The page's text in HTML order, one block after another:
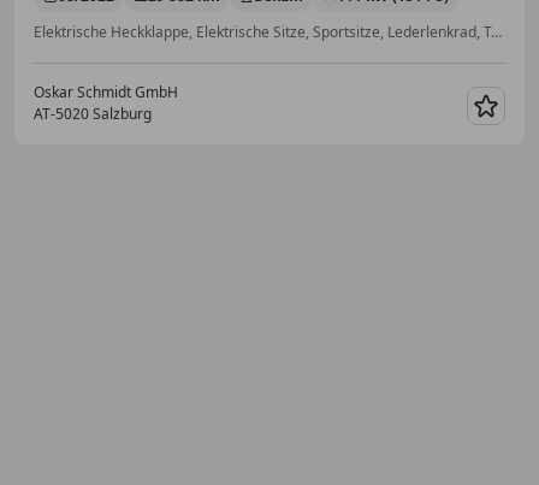
Elektrische Heckklappe, Elektrische Sitze, Sportsitze, Lederlenkrad, Tempomat, Alufelgen, Einparkhilfe Rückfahrkamera, Notrufsystem
Oskar Schmidt GmbH
AT-5020 Salzburg